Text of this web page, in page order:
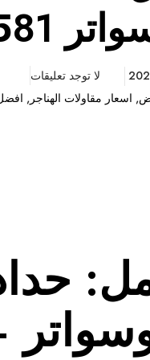
لا توجد تعليقات
, اسعار مقاولات الهناجر ,